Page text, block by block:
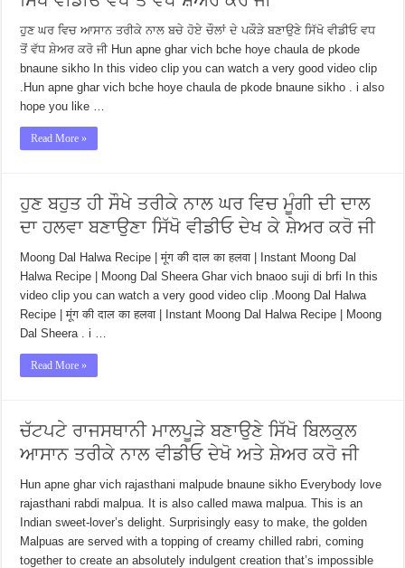
ਹੁਣ ਘਰ ਵਿਚ ਆਸਾਨ ਤਰੀਕੇ ਨਾਲ ਬਚੇ ਹੋਏ ਚੌਲਾਂ ਦੇ ਪਕੌੜੇ ਬਣਾਉਣੇ ਸਿੱਖੋ ਵੀਡੀਓ ਵਧ
ਤੋਂ ਵੱਧ ਸ਼ੇਅਰ ਕਰੋ ਜੀ Hun apne ghar vich bche hoye chaula de pkode
bnaune sikho In this video clip you can watch a very good video clip
.Hun apne ghar vich bche hoye chaula de pkode bnaune sikho . i also
hope you like …
Read More »
ਹੁਣ ਬਹੁਤ ਹੀ ਸੌਖੇ ਤਰੀਕੇ ਨਾਲ ਘਰ ਵਿਚ ਮੂੰਗੀ ਦੀ ਦਾਲ
ਦਾ ਹਲਵਾ ਬਣਾਉਣਾ ਸਿੱਖੋ ਵੀਡੀਓ ਦੇਖ ਕੇ ਸ਼ੇਅਰ ਕਰੋ ਜੀ
Moong Dal Halwa Recipe | मूंग की दाल का हलवा | Instant Moong Dal
Halwa Recipe | Moong Dal Sheera Ghar vich bnaoo suji di brfi In this
video clip you can watch a very good video clip .Moong Dal Halwa
Recipe | मूंग की दाल का हलवा | Instant Moong Dal Halwa Recipe | Moong
Dal Sheera . i …
Read More »
ਚੱਟਪਟੇ ਰਾਜਸਥਾਨੀ ਮਾਲਪੂੜੇ ਬਣਾਉਣੇ ਸਿੱਖੋ ਬਿਲਕੁਲ
ਆਸਾਨ ਤਰੀਕੇ ਨਾਲ ਵੀਡੀਓ ਦੇਖੋ ਅਤੇ ਸ਼ੇਅਰ ਕਰੋ ਜੀ
Hun apne ghar vich rajasthani malpude bnaune sikho Everybody love
rajasthani rabdi malpua. It is also called mawa malpua. This is an
Indian sweet-lover’s delight. Surprisingly easy to make, the golden
Malpuas are served with a topping of creamy chilled rabri, coming
together to create an absolutely indulgent creation that’s impossible